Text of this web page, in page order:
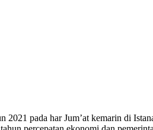
pada har Jum’at kemarin di